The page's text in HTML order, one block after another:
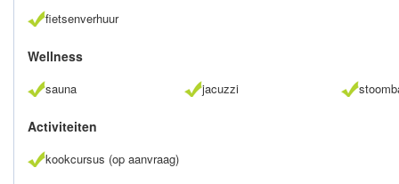
fietsenverhuur
Wellness
sauna jacuzzi
Activiteiten
kookcursus (op aanvraag)